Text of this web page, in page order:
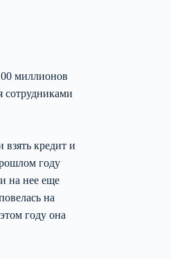
миллионов
сотрудниками
кредит и
году
на нее еще
на
году она